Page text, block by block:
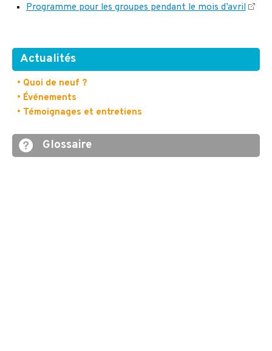
Programme pour les groupes pendant le mois d’avril
Actualités
• Quoi de neuf ?
• Événements
• Témoignages et entretiens
Glossaire